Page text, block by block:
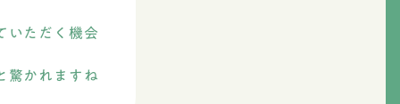
いただく機会
驚かれますね